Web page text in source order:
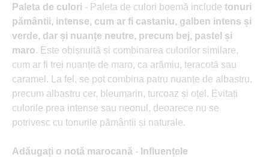
Paleta de culori - Paleta de culori boemă include tonuri
pământii, intense, cum ar fi castaniu, galben intens și
verde, dar și nuanțe neutre, precum bej, pastel și
maro. Este obișnuită și combinarea culorilor similare,
cum ar fi trei nuanțe de maro, ca arămiu, teracotă sau
caramel. La fel, se pot combina patru nuanțe de albastru,
precum albastru cer, bleumarin, turcoaz și oțel. Evitați
culorile prea intense sau neonul, deoarece nu se
potrivesc cu tonurile pământii și naturale.
Adăugați o notă marocană - Influențele